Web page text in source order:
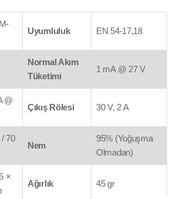
Uyumluluk EN 54-17,18
Normal Akım
Tüketimi
1 mA @ 27 V
@
Çıkış Rölesi 30 V, 2 A
/ 70
Nem
95% (Yoğuşma
Olmadan)
×
Ağırlık 45 gr